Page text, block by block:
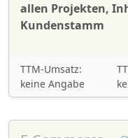
allen Projekten,
Kundenstamm
TTM-Umsatz:
keine Angabe